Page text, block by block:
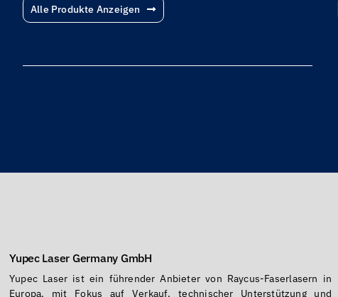
Alle Produkte Anzeigen
Yupec Laser Germany GmbH
Yupec Laser ist ein führender Anbieter von Raycus-Faserlasern in
Europa, mit Fokus auf Verkauf, technischer Unterstützung und